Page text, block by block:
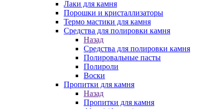
Лаки для камня
Порошки и кристаллизаторы
Термо мастики для камня
Средства для полировки камня
Назад
Средства для полировки камня
Полировальные пасты
Полироли
Воски
Пропитки для камня
Назад
Пропитки для камня